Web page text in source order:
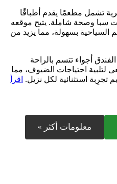
تشمل مطعمًا يقدم أطباقًا
سبا وصحة شاملة. يتيح موقعه
السياحية بسهولة، مما يزيد من
أجواء تتسم بالراحة
لتلبية احتياجات الضيوف، مما
تجرِبة استثنائية لكل نزيل. اقرأ
معلومات أكثر »